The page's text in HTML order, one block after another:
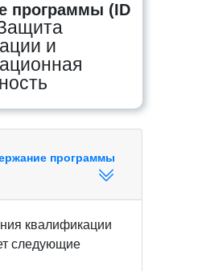
программы (ID
и
программы
квалификации
следующие